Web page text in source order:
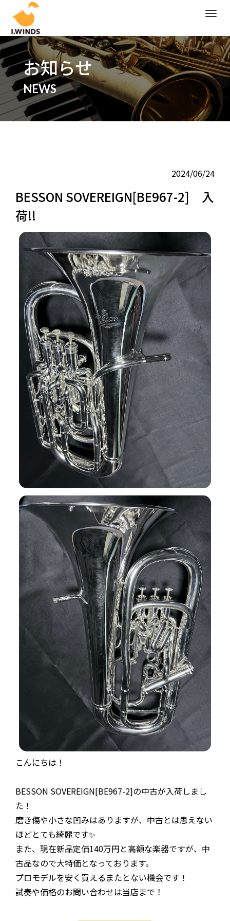
M
n
u
お知らせ
NEWS
2024/06/24
BESSON SOVEREIGN[BE967-2] 入
荷!!
こんにちは！
BESSON SOVEREIGN[BE967-2]の中古が入荷しまし
た！
磨き傷や小さな凹みはありますが、中古とは思えない
ほどとても綺麗です✨
また、現在新品定価140万円と高額な楽器ですが、中
古品なので大特価となっております。
プロモデルを安く買えるまたとない機会です！
試奏や価格のお問い合わせは当店まで！